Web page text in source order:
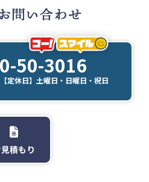
50-3016
定休日】土曜日・日曜日・祝日
積もり